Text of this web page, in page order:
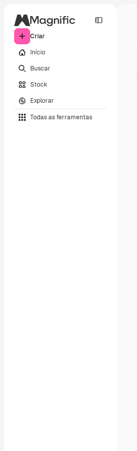
Criar
Início
Buscar
Stock
Explorar
Todas as ferramentas